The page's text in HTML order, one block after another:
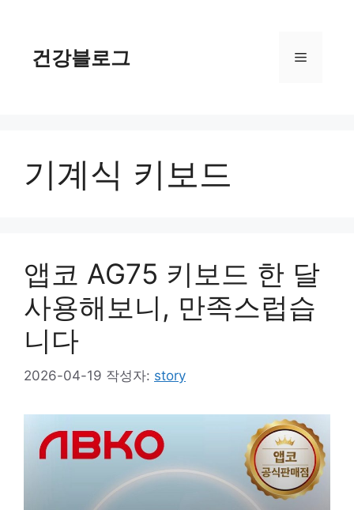
건강블로그 메
기계식 키보드
앱코 AG75 키보드 한 달
사용해보니, 만족스럽습
니다
2026-04-19 작성자: story